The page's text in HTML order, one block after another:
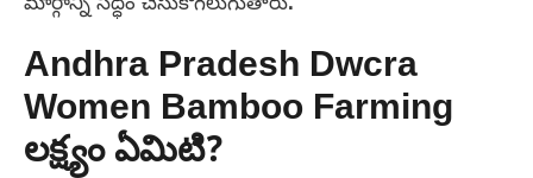
Andhra Pradesh Dwcra
Women Bamboo Farming
లక్ష్యం ఏమిటి?